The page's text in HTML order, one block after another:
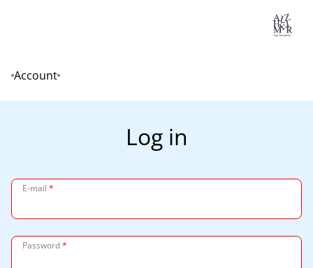
Home
Account
Log in
E-mail *
Password*